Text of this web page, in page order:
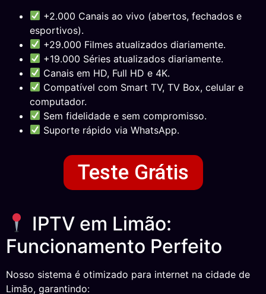
+2.000 Canais ao vivo (abertos, fechados e
esportivos).
+29.000 Filmes atualizados diariamente.
+19.000 Séries atualizados diariamente.
Canais em HD, Full HD e 4K.
Compatível com Smart TV, TV Box, celular e
computador.
Sem fidelidade e sem compromisso.
Suporte rápido via WhatsApp.
Teste Grátis
IPTV em Limão:
Funcionamento Perfeito
Nosso sistema é otimizado para internet na cidade de
Limão, garantindo: